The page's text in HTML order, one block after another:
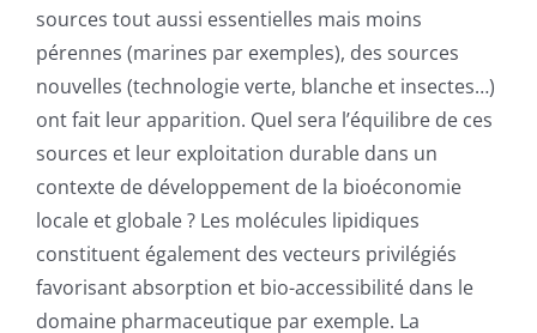
sources tout aussi essentielles mais moins
pérennes (marines par exemples), des sources
nouvelles (technologie verte, blanche et insectes…)
ont fait leur apparition. Quel sera l’équilibre de ces
sources et leur exploitation durable dans un
contexte de développement de la bioéconomie
locale et globale ? Les molécules lipidiques
constituent également des vecteurs privilégiés
favorisant absorption et bio-accessibilité dans le
domaine pharmaceutique par exemple. La